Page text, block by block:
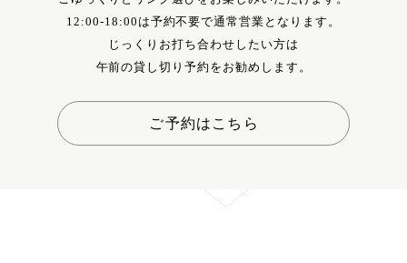
12:00-18:00は予約不要で通常営業となります。
じっくりお打ち合わせしたい方は
午前の貸し切り予約をお勧めします。
ご予約はこちら